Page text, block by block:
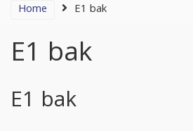
Home E1 bak
E1 bak
E1 bak